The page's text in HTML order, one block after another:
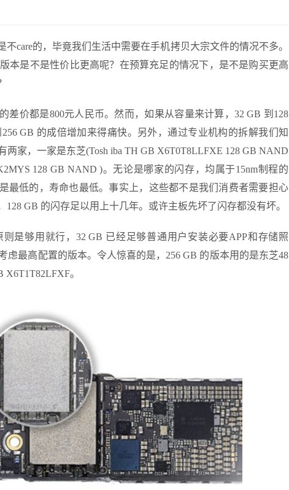
的，毕竟我们生活中需要在手机拷贝大宗文件的情况不多。
本是不是性价比更高呢？在预算充足的情况下，是不是购买更高
价都是800元人民币。然而，如果从容量来计算，32 GB 到128
GB 的成倍增加来得痛快。另外，通过专业机构的拆解我们知
两家，一家是东芝(Tosh iba TH GB X6T0T8LLFXE 128 GB NAND
128 GB NAND )。无论是哪家的闪存，均属于15nm制程的
最低的，寿命也最低。事实上，这些都不是我们消费者需要担心
GB 的闪存足以用上十几年。或许主板先坏了闪存都没有坏。
够用就行，32 GB 已经足够普通用户安装必要APP和存储照
虑最高配置的版本。令人惊喜的是，256 GB 的版本用的是东芝48
X6T1T82LFXF。